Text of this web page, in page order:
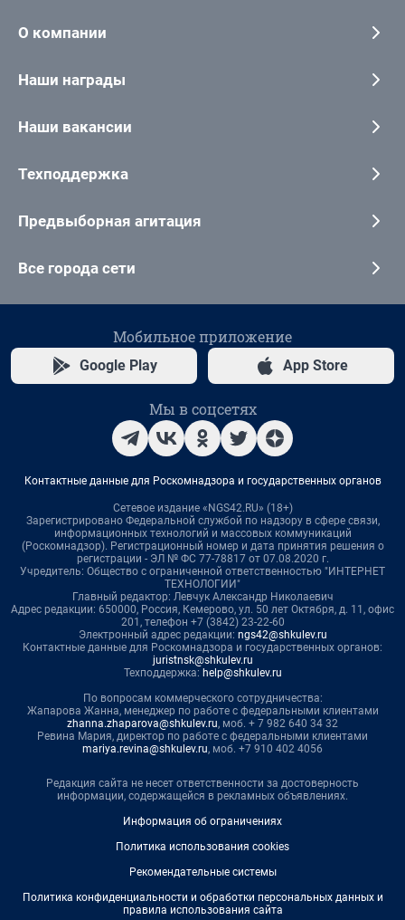
О компании
Наши награды
Наши вакансии
Техподдержка
Предвыборная агитация
Все города сети
Мобильное приложение
Google Play App Store
Мы в соцсетях
Контактные данные для Роскомнадзора и государственных органов
Сетевое издание «NGS42.RU» (18+)
Зарегистрировано Федеральной службой по надзору в сфере связи,
информационных технологий и массовых коммуникаций
(Роскомнадзор). Регистрационный номер и дата принятия решения о
регистрации - ЭЛ № ФС 77-78817 от 07.08.2020 г.
Учредитель: Общество с ограниченной ответственностью "ИНТЕРНЕТ
ТЕХНОЛОГИИ"
Главный редактор: Левчук Александр Николаевич
Адрес редакции: 650000, Россия, Кемерово, ул. 50 лет Октября, д. 11, офис
201, телефон +7 (3842) 23-22-60
Электронный адрес редакции: ngs42@shkulev.ru
Контактные данные для Роскомнадзора и государственных органов:
juristnsk@shkulev.ru
Техподдержка: help@shkulev.ru
По вопросам коммерческого сотрудничества:
Жапарова Жанна, менеджер по работе с федеральными клиентами
zhanna.zhaparova@shkulev.ru, моб. + 7 982 640 34 32
Ревина Мария, директор по работе с федеральными клиентами
mariya.revina@shkulev.ru, моб. +7 910 402 4056
Редакция сайта не несет ответственности за достоверность
информации, содержащейся в рекламных объявлениях.
Информация об ограничениях
Политика использования cookies
Рекомендательные системы
Политика конфиденциальности и обработки персональных данных и
правила использования сайта